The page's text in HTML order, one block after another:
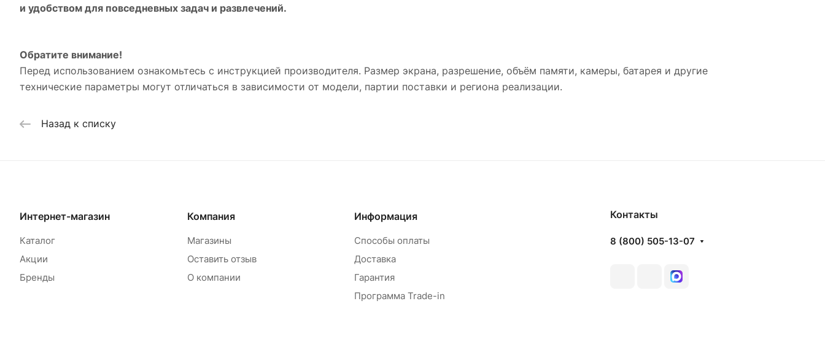
и удобством для повседневных задач и развлечений.
Обратите внимание!
Перед использованием ознакомьтесь с инструкцией производителя. Размер экрана, разрешение, объём памяти, камеры, батарея и другие
технические параметры могут отличаться в зависимости от модели, партии поставки и региона реализации.
Назад к списку
Интернет-магазин
Каталог
Акции
Бренды
Компания
Магазины
Оставить отзыв
О компании
Информация
Способы оплаты
Доставка
Гарантия
Программа Trade-in
Контакты
8 (800) 505-13-07